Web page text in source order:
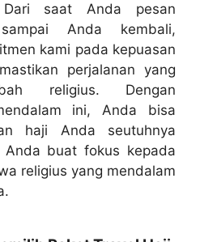
saat Anda pesan
Anda kembali,
kami pada kepuasan
perjalanan yang
religius. Dengan
ini, Anda bisa
haji Anda seutuhnya
Anda buat fokus kepada
religius yang mendalam